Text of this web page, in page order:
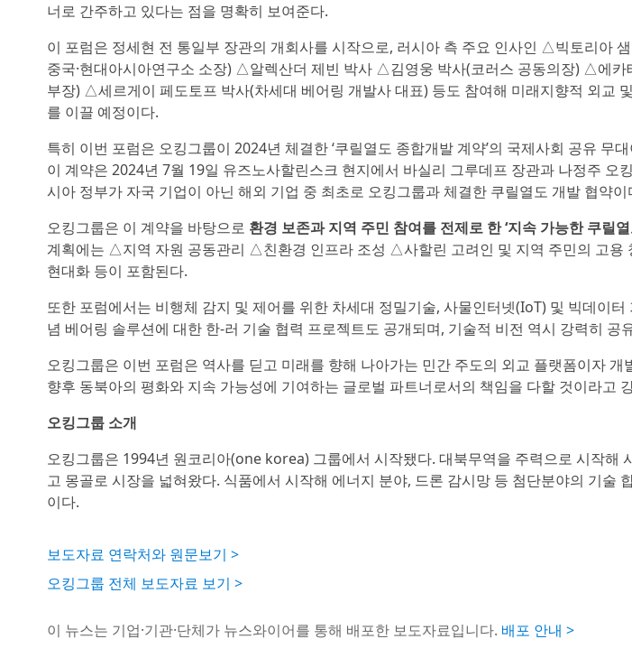
너로 간주하고 있다는 점을 명확히 보여준다.
이 포럼은 정세현 전 통일부 장관의 개회사를 시작으로, 러시아 측 주요 인사인 △빅토리아
중국·현대아시아연구소 소장) △알렉산더 제빈 박사 △김영웅 박사(코러스 공동의장) △에카
부장) △세르게이 페도토프 박사(차세대 베어링 개발사 대표) 등도 참여해 미래지향적 외교
를 이끌 예정이다.
특히 이번 포럼은 오킹그룹이 2024년 체결한 ‘쿠릴열도 종합개발 계약’의 국제사회 공유 무
이 계약은 2024년 7월 19일 유즈노사할린스크 현지에서 바실리 그루데프 장관과 나정주 오
시아 정부가 자국 기업이 아닌 해외 기업 중 최초로 오킹그룹과 체결한 쿠릴열도 개발 협약이
오킹그룹은 이 계약을 바탕으로 환경 보존과 지역 주민 참여를 전제로 한 ‘지속 가능한 쿠릴
계획에는 △지역 자원 공동관리 △친환경 인프라 조성 △사할린 고려인 및 지역 주민의 고용
현대화 등이 포함된다.
또한 포럼에서는 비행체 감지 및 제어를 위한 차세대 정밀기술, 사물인터넷(IoT) 및 빅데이
념 베어링 솔루션에 대한 한-러 기술 협력 프로젝트도 공개되며, 기술적 비전 역시 강력히 공
오킹그룹은 이번 포럼은 역사를 딛고 미래를 향해 나아가는 민간 주도의 외교 플랫폼이자
향후 동북아의 평화와 지속 가능성에 기여하는 글로벌 파트너로서의 책임을 다할 것이라고
오킹그룹 소개
오킹그룹은 1994년 원코리아(one korea) 그룹에서 시작됐다. 대북무역을 주력으로 시작해
고 몽골로 시장을 넓혀왔다. 식품에서 시작해 에너지 분야, 드론 감시망 등 첨단분야의 기술
이다.
보도자료 연락처와 원문보기 >
오킹그룹 전체 보도자료 보기 >
이 뉴스는 기업·기관·단체가 뉴스와이어를 통해 배포한 보도자료입니다. 배포 안내 >